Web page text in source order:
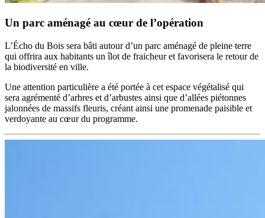
Un parc aménagé au cœur de l’opération
L’Écho du Bois sera bâti autour d’un parc aménagé de pleine terre
qui offrira aux habitants un îlot de fraicheur et favorisera le retour de
la biodiversité en ville.
Une attention particulière a été portée à cet espace végétalisé qui
sera agrémenté d’arbres et d’arbustes ainsi que d’allées piétonnes
jalonnées de massifs fleuris, créant ainsi une promenade paisible et
verdoyante au cœur du programme.